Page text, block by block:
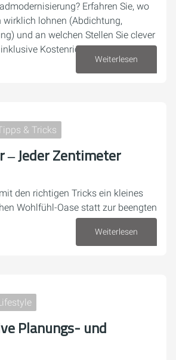
Erfahren Sie, wo
wirklich lohnen (Abdichtung,
und an welchen Stellen Sie clever
Kostenrichtwerten.
Weiterlesen
& Tricks
‒ Jeder Zentimeter
den richtigen Tricks ein kleines
Wohlfühl-Oase statt zur beengten
Weiterlesen
Planungs- und